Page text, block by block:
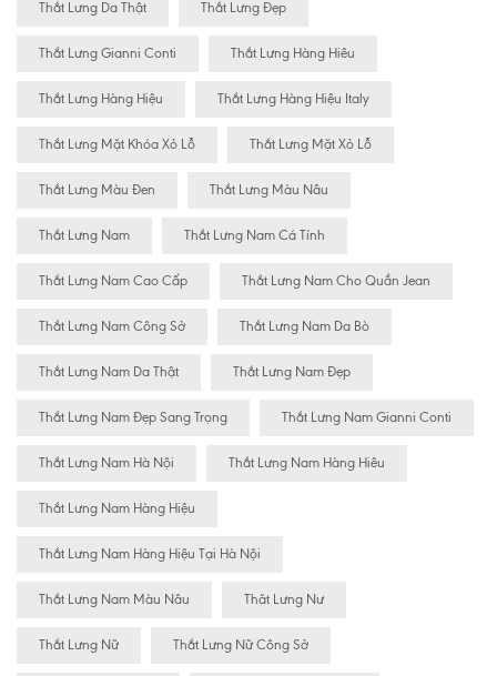
Thắt Lưng Da Thật Thắt Lưng Đẹp
Thắt Lưng Gianni Conti Thắt Lưng Hàng Hiêu
Thắt Lưng Hàng Hiệu Thắt Lưng Hàng Hiệu Italy
Thắt Lưng Mặt Khóa Xỏ Lỗ Thắt Lưng Mặt Xỏ Lỗ
Thắt Lưng Màu Đen Thắt Lưng Màu Nâu
Thắt Lưng Nam Thắt Lưng Nam Cá Tính
Thắt Lưng Nam Cao Cấp Thắt Lưng Nam Cho Quần Jean
Thắt Lưng Nam Công Sở Thắt Lưng Nam Da Bò
Thắt Lưng Nam Da Thật Thắt Lưng Nam Đẹp
Thắt Lưng Nam Đẹp Sang Trọng Thắt Lưng Nam Gianni Conti
Thắt Lưng Nam Hà Nội Thắt Lưng Nam Hàng Hiêu
Thắt Lưng Nam Hàng Hiệu
Thắt Lưng Nam Hàng Hiệu Tại Hà Nội
Thắt Lưng Nam Màu Nâu Thăt Lưng Nư
Thắt Lưng Nữ Thắt Lưng Nữ Công Sở